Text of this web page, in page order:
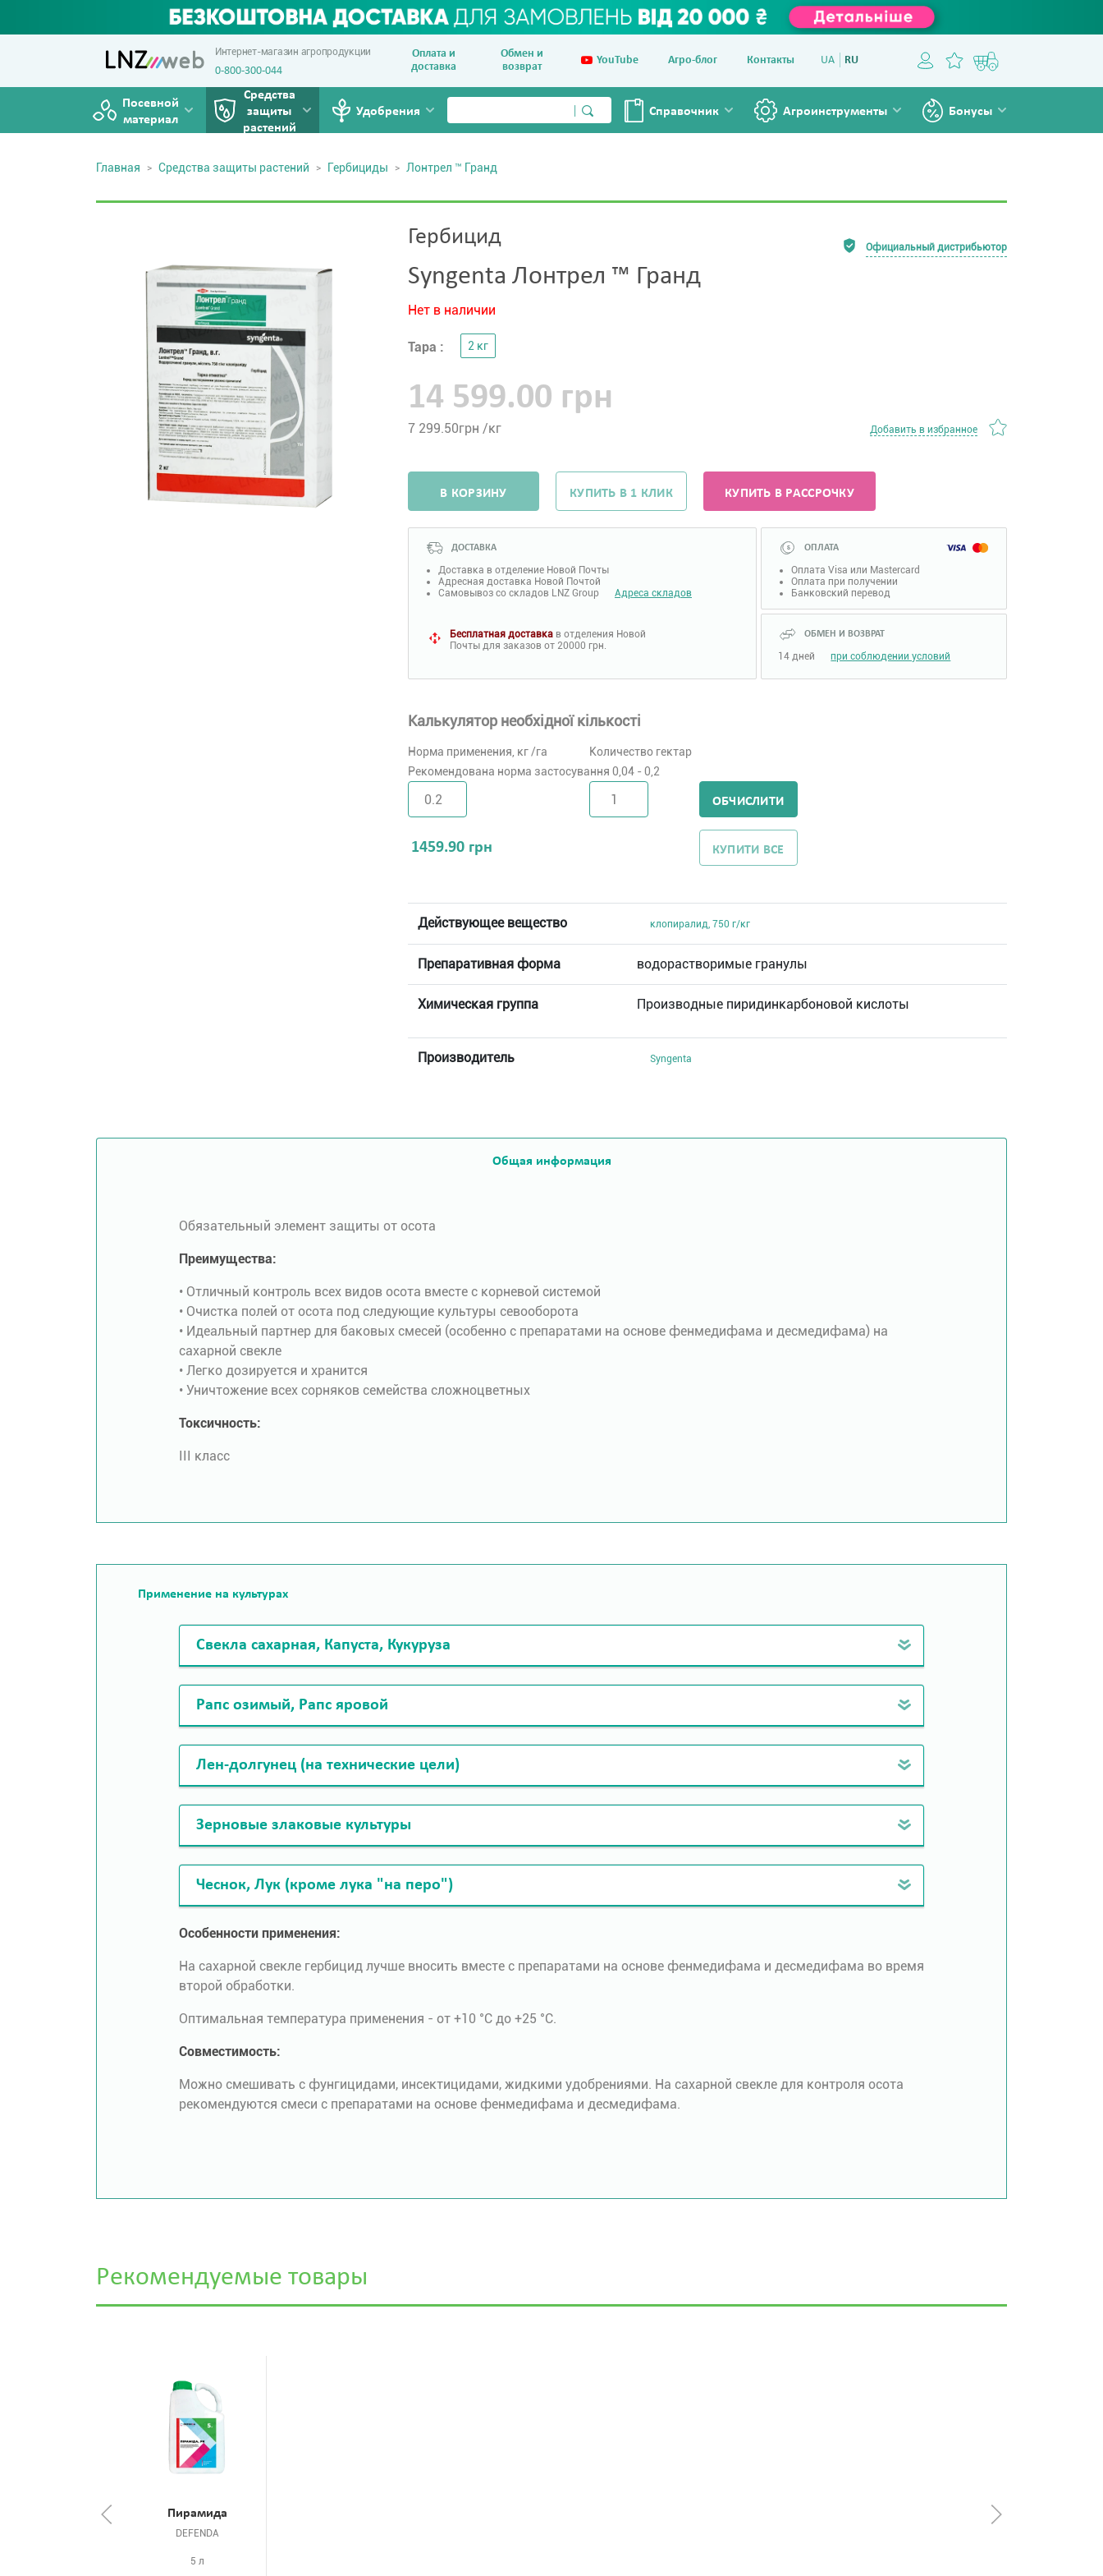
Интернет-магазин агропродукции
0-800-300-044
Оплата и
доставка
Обмен и
возврат
YouTube Агро-блог Контакты UA RU
Посевной
материал
Средства
защиты
растений
Удобрения Справочник Агроинструменты Бонусы
Главная Средства защиты растений Гербициды Лонтрел ™ Гранд
Официальный дистрибьютор
Гербицид
Syngenta Лонтрел ™ Гранд
Нет в наличии
Тара : 2 кг
14 599.00 грн
7 299.50грн /кг Добавить в избранное
В КОРЗИНУ КУПИТЬ В 1 КЛИК КУПИТЬ В РАССРОЧКУ
ДОСТАВКА
Доставка в отделение Новой Почты
Адресная доставка Новой Почтой
Самовывоз со складов LNZ Group
Адреса складов
Бесплатная доставка в отделения Новой
Почты для заказов от 20000 грн.
ОПЛАТА
Оплата Visa или Mastercard
Оплата при получении
Банковский перевод
ОБМЕН И ВОЗВРАТ
14 дней при соблюдении условий
Калькулятор необхідної кількості
Норма применения, кг /га
Количество гектар
Рекомендована норма застосування 0,04 - 0,2
ОБЧИСЛИТИ
1459.90 грн КУПИТИ ВСЕ
Действующее вещество клопиралид, 750 г/кг
Препаративная форма водорастворимые гранулы
Химическая группа Производные пиридинкарбоновой кислоты
Производитель Syngenta
Общая информация
Обязательный элемент защиты от осота
Преимущества:
• Отличный контроль всех видов осота вместе с корневой системой
• Очистка полей от осота под следующие культуры севооборота
• Идеальный партнер для баковых смесей (особенно с препаратами на основе фенмедифама и десмедифама) на
сахарной свекле
• Легко дозируется и хранится
• Уничтожение всех сорняков семейства сложноцветных
Токсичность:
III класс
Применение на культурах
Свекла сахарная, Капуста, Кукуруза
Рапс озимый, Рапс яровой
Лен-долгунец (на технические цели)
Зерновые злаковые культуры
Чеснок, Лук (кроме лука "на перо")
Особенности применения:
На сахарной свекле гербицид лучше вносить вместе с препаратами на основе фенмедифама и десмедифама во время
второй обработки.
Оптимальная температура применения - от +10 °С до +25 °С.
Совместимость:
Можно смешивать с фунгицидами, инсектицидами, жидкими удобрениями. На сахарной свекле для контроля осота
рекомендуются смеси с препаратами на основе фенмедифама и десмедифама.
Рекомендуемые товары
Пирамида
DEFENDA
5 л